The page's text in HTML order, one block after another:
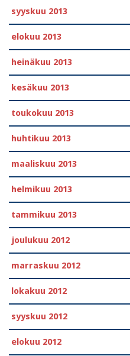
syyskuu 2013
elokuu 2013
heinäkuu 2013
kesäkuu 2013
toukokuu 2013
huhtikuu 2013
maaliskuu 2013
helmikuu 2013
tammikuu 2013
joulukuu 2012
marraskuu 2012
lokakuu 2012
syyskuu 2012
elokuu 2012